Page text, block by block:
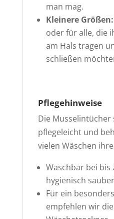
man mag.
Kleinere Größen:
oder für alle, die
am Hals tragen
schließen
Pflegehinweise
Die
pflegeleicht und
vielen Wäschen
Waschbar bei bis
hygienisch
Für ein
empfehlen wir